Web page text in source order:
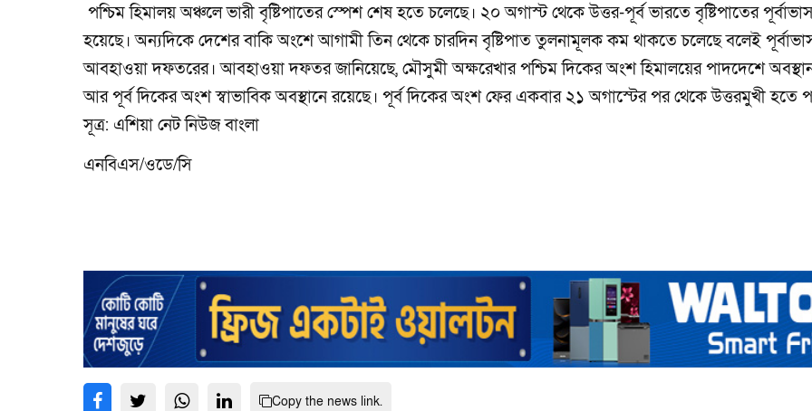
পশ্চিম হিমালয় অঞ্চলে ভারী বৃষ্টিপাতের স্পেশ শেষ হতে চলেছে। ২০ অগাস্ট থেকে উত্তর-পূর্ব ভারতে বৃষ্টিপাতের
হয়েছে। অন্যদিকে দেশের বাকি অংশে আগামী তিন থেকে চারদিন বৃষ্টিপাত তুলনামূলক কম থাকতে চলেছে বলেই
আবহাওয়া দফতরের। আবহাওয়া দফতর জানিয়েছে, মৌসুমী অক্ষরেখার পশ্চিম দিকের অংশ হিমালয়ের পাদদেশে
আর পূর্ব দিকের অংশ স্বাভাবিক অবস্থানে রয়েছে। পূর্ব দিকের অংশ ফের একবার ২১ অগাস্টের পর থেকে উত্তরমুখী হতে
সূত্র: এশিয়া নেট নিউজ বাংলা
এনবিএস/ওডে/সি
Copy the news link.